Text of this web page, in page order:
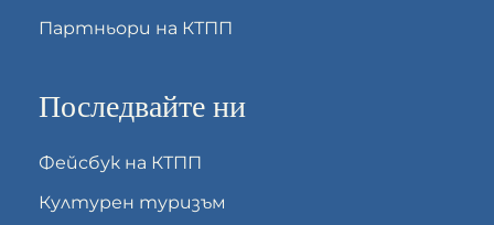
Партньори на КТПП
Последвайте ни
Фейсбук на КТПП
Културен туризъм